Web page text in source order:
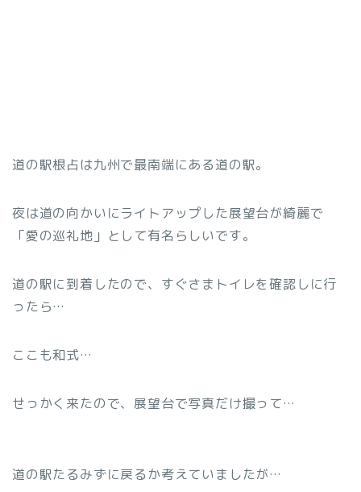
道の駅根占は九州で最南端にある道の駅。
夜は道の向かいにライトアップした展望台が綺麗で
「愛の巡礼地」として有名らしいです。
道の駅に到着したので、すぐさまトイレを確認しに行
ったら…
ここも和式…
せっかく来たので、展望台で写真だけ撮って…
道の駅たるみずに戻るか考えていましたが…